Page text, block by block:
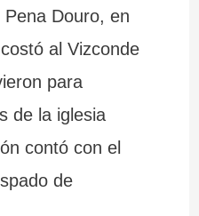
Douro, en
al Vizconde
para
de la iglesia
contó con el
de